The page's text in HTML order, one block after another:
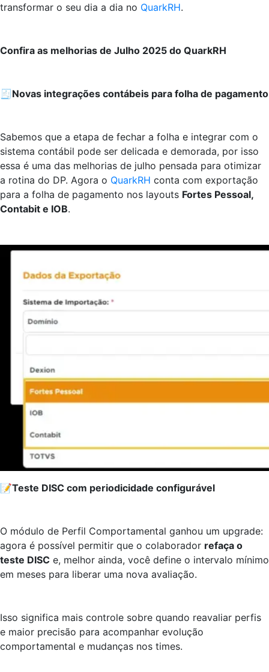
transformar o seu dia a dia no QuarkRH.
Confira as melhorias de Julho 2025 do QuarkRH
🧾 Novas integrações contábeis para folha de pagamento
Sabemos que a etapa de fechar a folha e integrar com o
sistema contábil pode ser delicada e demorada, por isso
essa é uma das melhorias de julho pensada para otimizar
a rotina do DP. Agora o QuarkRH conta com exportação
para a folha de pagamento nos layouts Fortes Pessoal,
Contabit e IOB.
📝Teste DISC com periodicidade configurável
O módulo de Perfil Comportamental ganhou um upgrade:
agora é possível permitir que o colaborador refaça o
teste DISC e, melhor ainda, você define o intervalo mínimo
em meses para liberar uma nova avaliação.
Isso significa mais controle sobre quando reavaliar perfis
e maior precisão para acompanhar evolução
comportamental e mudanças nos times.